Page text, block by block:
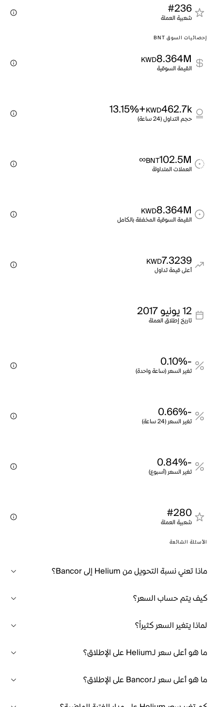
#236
شعبية العملة
إحصائيات السوق BNT
8.364M
KWD
القيمة السوقية
462.7k
KWD
+13.15%
حجم التداول (24 ساعة)
102.5M
BNT
∞
العملات المتداولة
8.364M
KWD
القيمة السوقية المخففة بالكامل
7.3239
KWD
أعلى قيمة تداول
12 يونيو 2017
تاريخ إطلاق العملة
-0.10%
تغير السعر (ساعة واحدة)
-0.66%
تغير السعر (24 ساعة)
-0.84%
تغير السعر (أسبوع)
#280
شعبية العملة
الأسئلة الشائعة
ماذا تعني نسبة التحويل من Helium إلى Bancor؟
كيف يتم حساب السعر؟
لماذا يتغير السعر كثيراً؟
ما هو أعلى سعر لـHelium على الإطلاق؟
ما هو أعلى سعر لـBancor على الإطلاق؟